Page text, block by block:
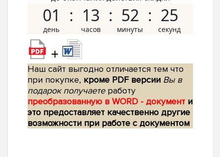
01 13 52 24
+
Наш сайт выгодно отличается тем что
при покупке, кроме PDF версии Вы в
подарок получаетеработу
преобразованную в WORD - документ и
это предоставляет качественно другие
возможности при работе с документом